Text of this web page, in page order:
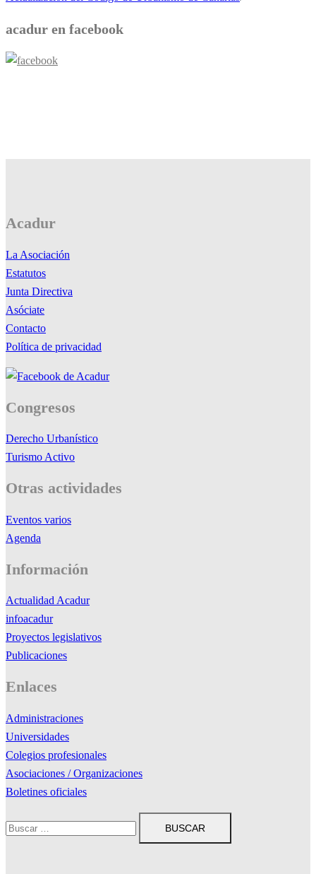
acadur en facebook
Acadur
La Asociación
Estatutos
Junta Directiva
Asóciate
Contacto
Política de privacidad
Congresos
Derecho Urbanístico
Turismo Activo
Otras actividades
Eventos varios
Agenda
Información
Actualidad Acadur
infoacadur
Proyectos legislativos
Publicaciones
Enlaces
Administraciones
Universidades
Colegios profesionales
Asociaciones / Organizaciones
Boletines oficiales
Buscar: